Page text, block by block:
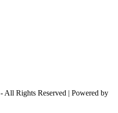
- All Rights Reserved | Powered by